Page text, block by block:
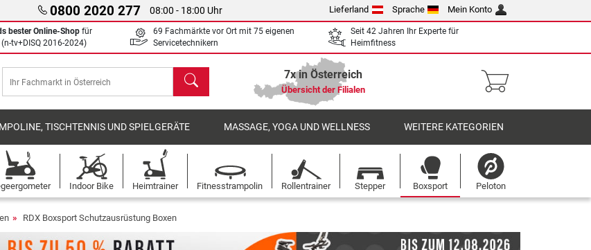
0800 2020 277 08:00 - 18:00 Uhr Lieferland Sprache Mein Konto
bester Online-Shop für
tv+DISQ 2016-2024)
69 Fachmärkte vor Ort mit 75 eigenen
Servicetechnikern
Seit 42 Jahren Ihr Experte für
Heimfitness
Suchen 7x in Österreich
Übersicht der Filialen
TISCHTENNIS UND SPIELGERÄTE MASSAGE, YOGA UND WELLNESS WEITERE KATEGORIEN
Indoor Bike Heimtrainer Fitnesstrampolin Rollentrainer Stepper Boxsport Peloton
RDX Boxsport Schutzausrüstung Boxen